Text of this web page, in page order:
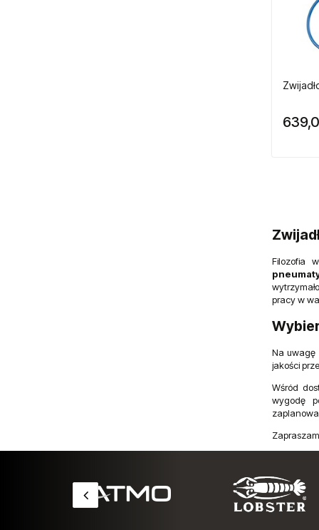
Filozofia
pracy w
Na uwagę
jakości
Wśród
wygodę